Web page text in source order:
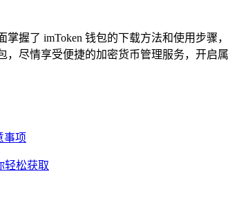
掌握了 imToken 钱包的下载方法和使用步
尽情享受便捷的加密货币管理服务，开启
事项
轻松获取